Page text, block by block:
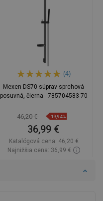
(4)
Mexen DS70 súprav sprchová
posuvná, čierna - 785704583-70
46,20 € -19,94%
36,99 €
Katalógová cena: 46,20 €
Najnižšia cena: 36,99 €